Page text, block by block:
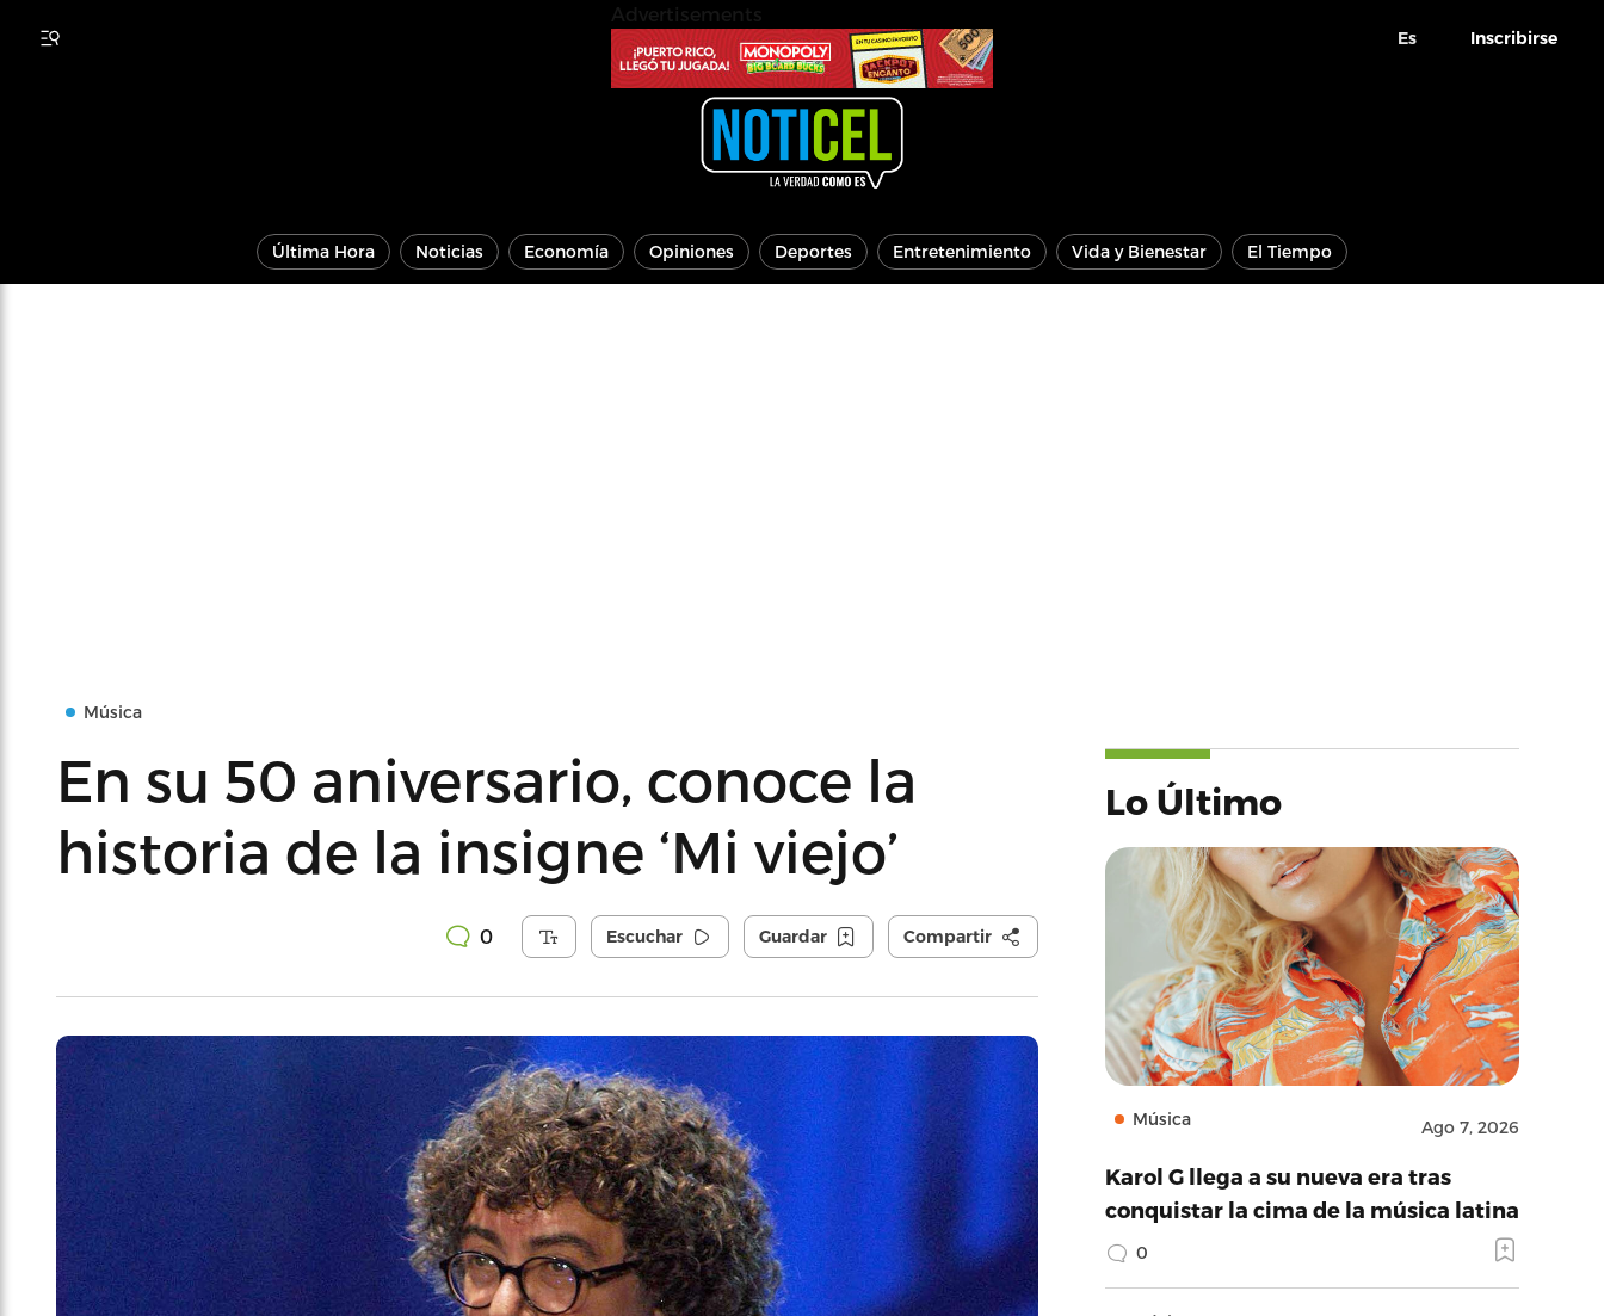
Es Inscribirse
Última Hora Noticias Economía Opiniones Deportes Entretenimiento Vida y Bienestar El Tiempo
Música
En su 50 aniversario, conoce la
historia de la insigne ‘Mi viejo’
0 Escuchar Guardar Compartir
Lo Último
Música Ago 7, 2026
Karol G llega a su nueva era tras
conquistar la cima de la música latina
0